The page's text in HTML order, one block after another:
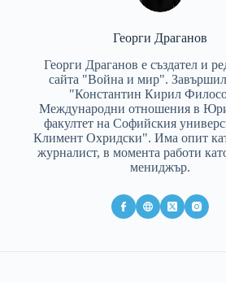
Георги Драганов
Георги Драганов е създател и
сайта "Война и мир".
"Константин Кирил
Международни отношения в
факултет на Софийския
Климент Охридски". Има опит
журналист, в момента работи
мениджър.